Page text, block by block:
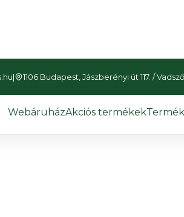
| 1106 Budapest, Jászberényi út 117. /
WebáruházAkciós termékek